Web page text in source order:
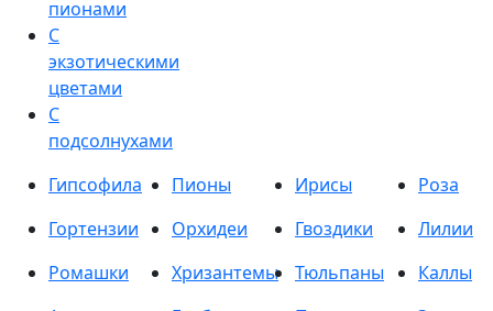
пионами
С
экзотическими
цветами
С
подсолнухами
Гипсофила
Пионы Ирисы
Роза
Гортензии
Орхидеи Гвоздики
Лилии
Ромашки
Хризантемы Тюльпаны
Каллы